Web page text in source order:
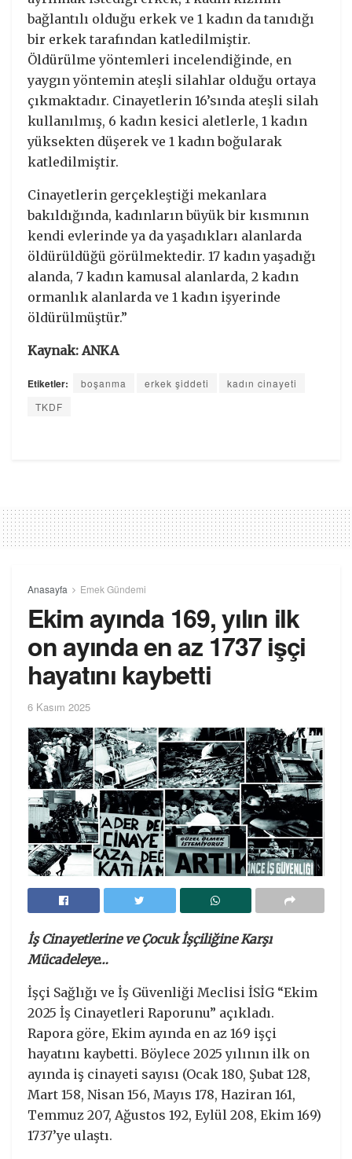
bağlantılı olduğu erkek ve 1 kadın da tanıdığı
bir erkek tarafından katledilmiştir.
Öldürülme yöntemleri incelendiğinde, en
yaygın yöntemin ateşli silahlar olduğu ortaya
çıkmaktadır. Cinayetlerin 16’sında ateşli silah
kullanılmış, 6 kadın kesici aletlerle, 1 kadın
yüksekten düşerek ve 1 kadın boğularak
katledilmiştir.
Cinayetlerin gerçekleştiği mekanlara
bakıldığında, kadınların büyük bir kısmının
kendi evlerinde ya da yaşadıkları alanlarda
öldürüldüğü görülmektedir. 17 kadın yaşadığı
alanda, 7 kadın kamusal alanlarda, 2 kadın
ormanlık alanlarda ve 1 kadın işyerinde
öldürülmüştür.”
Kaynak: ANKA
Etiketler: boşanma erkek şiddeti
kadın cinayeti
TKDF
Anasayfa Emek Gündemi
Ekim ayında 169, yılın ilk
on ayında en az 1737 işçi
hayatını kaybetti
6 Kasım 2025
İş Cinayetlerine ve Çocuk İşçiliğine Karşı
Mücadeleye…
İşçi Sağlığı ve İş Güvenliği Meclisi İSİG “Ekim
2025 İş Cinayetleri Raporunu” açıkladı.
Rapora göre, Ekim ayında en az 169 işçi
hayatını kaybetti. Böylece 2025 yılının ilk on
ayında iş cinayeti sayısı (Ocak 180, Şubat 128,
Mart 158, Nisan 156, Mayıs 178, Haziran 161,
Temmuz 207, Ağustos 192, Eylül 208, Ekim 169)
1737’ye ulaştı.